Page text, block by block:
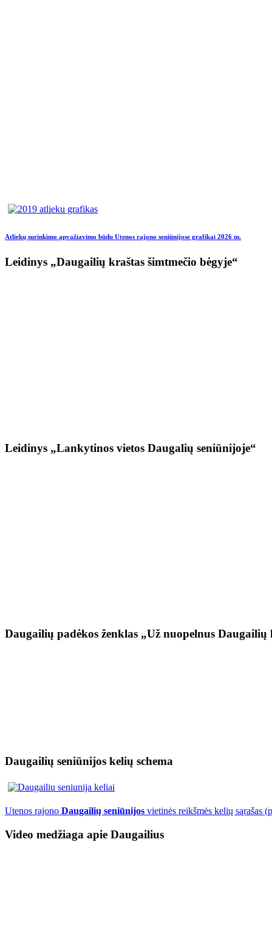
Atliekų surinkimo apvažiavimo būdu Utenos rajono seniūnijose grafikai 2026 m.
Leidinys „Daugailių kraštas šimtmečio bėgyje“
Leidinys „Lankytinos vietos Daugalių seniūnijoje“
Daugailių padėkos ženklas „Už nuopelnus
Daugailių seniūnijos kelių schema
Utenos rajono Daugailių seniūnijos vietinės reikšmės kelių sąrašas
Video medžiaga apie Daugailius